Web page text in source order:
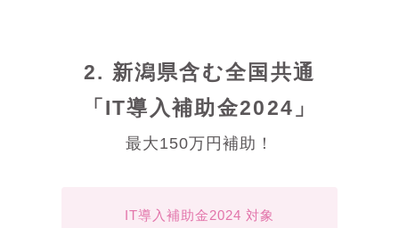
2. 新潟県含む全国共通
「IT導入補助金2024」
最大150万円補助！
IT導入補助金2024 対象